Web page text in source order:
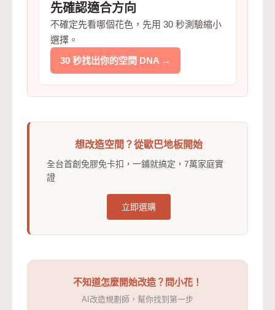
先確認適合方向
不確定先看哪個花色，先用 30 秒測驗縮小
選擇。
30 秒找出你的空間 DNA →
想改造空間？從歐巴地板開始
全台首創免膠免卡扣，一鋪就搞定，7萬家庭實
證
立即選購
不知道怎麼開始改造？問小花！
AI改造規劃師，幫你找到第一步